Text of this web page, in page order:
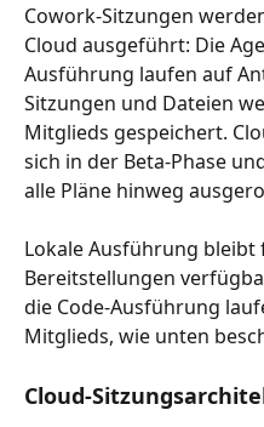
Cowork-Sitzungen
Cloud ausgeführt: Die
Ausführung laufen auf
Sitzungen und Dateien
Mitglieds gespeichert.
sich in der Beta-Phase
alle Pläne hinweg
Lokale Ausführung
Bereitstellungen
die Code-Ausführung
Mitglieds, wie unten
Cloud-